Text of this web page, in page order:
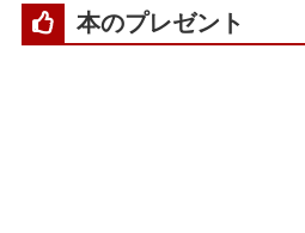
本のプレゼント